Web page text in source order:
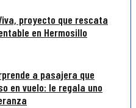
proyecto que rescata
en Hermosillo
a pasajera que
en vuelo: le regala uno